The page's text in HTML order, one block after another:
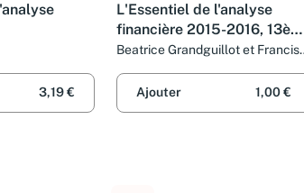
3,19 €
L'Essentiel de l'analyse
financière 2015-2016, 13ème
Ed.
Beatrice Grandguillot et Francis
Ajouter
1,00 €